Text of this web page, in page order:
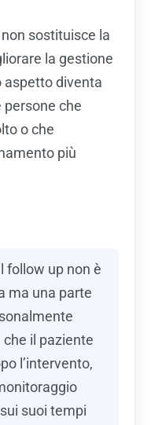
sostituisce la
la gestione
aspetto diventa
che
o che
più
follow up non è
ma una parte
il paziente
l’intervento,
suoi tempi